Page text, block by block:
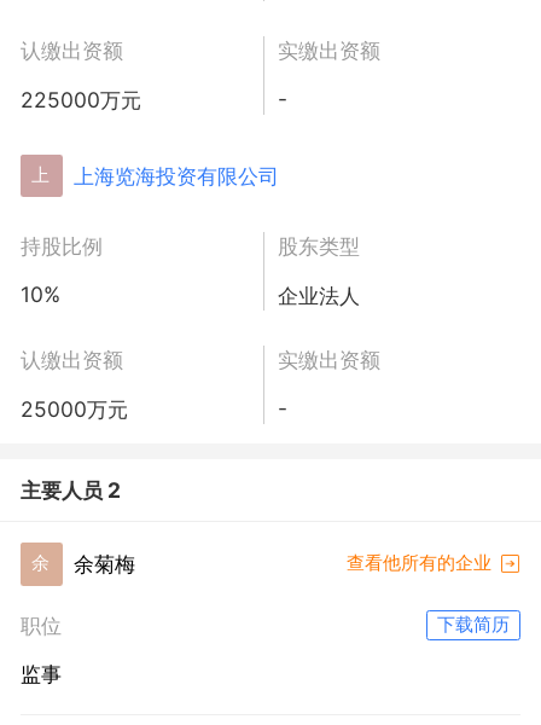
认缴出资额
225000万元
实缴出资额
-
上 上海览海投资有限公司
持股比例
10%
股东类型
企业法人
认缴出资额
25000万元
实缴出资额
-
主要人员 2
余 余菊梅 查看他所有的企业
职位 下载简历
监事